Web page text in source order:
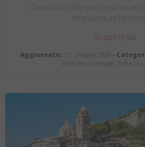
Quando si parte per le vacanze
ammalarsi, di farsi
Scopri di più
Aggiornato: 17. Giugno 2026 •
Disturbi e consigli, Tutte le